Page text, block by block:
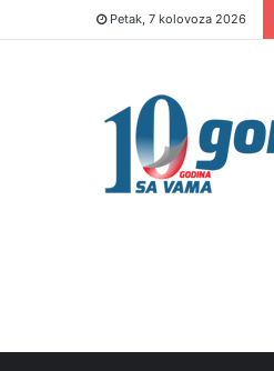
Petak, 7 kolovoza 2026